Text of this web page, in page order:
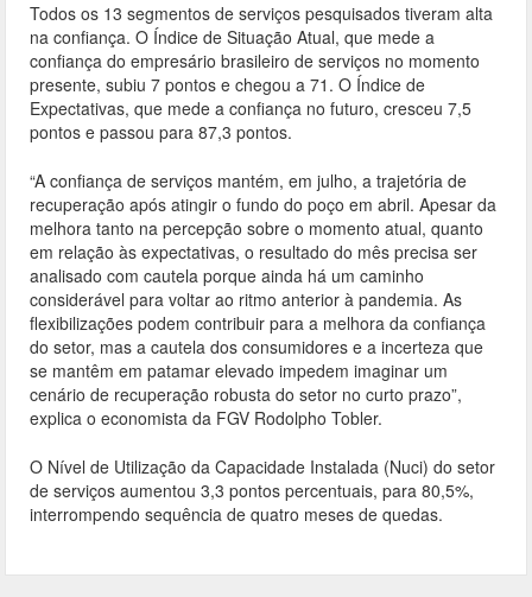
Todos os 13 segmentos de serviços pesquisados tiveram alta
na confiança. O Índice de Situação Atual, que mede a
confiança do empresário brasileiro de serviços no momento
presente, subiu 7 pontos e chegou a 71. O Índice de
Expectativas, que mede a confiança no futuro, cresceu 7,5
pontos e passou para 87,3 pontos.
“A confiança de serviços mantém, em julho, a trajetória de
recuperação após atingir o fundo do poço em abril. Apesar da
melhora tanto na percepção sobre o momento atual, quanto
em relação às expectativas, o resultado do mês precisa ser
analisado com cautela porque ainda há um caminho
considerável para voltar ao ritmo anterior à pandemia. As
flexibilizações podem contribuir para a melhora da confiança
do setor, mas a cautela dos consumidores e a incerteza que
se mantêm em patamar elevado impedem imaginar um
cenário de recuperação robusta do setor no curto prazo”,
explica o economista da FGV Rodolpho Tobler.
O Nível de Utilização da Capacidade Instalada (Nuci) do setor
de serviços aumentou 3,3 pontos percentuais, para 80,5%,
interrompendo sequência de quatro meses de quedas.